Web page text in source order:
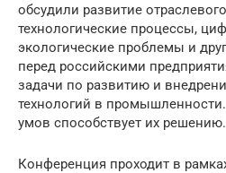
обсудили развитие
технологические процессы,
экологические проблемы и
перед российскими
задачи по развитию и
технологий в
умов способствует их решению.
Конференция проходит в